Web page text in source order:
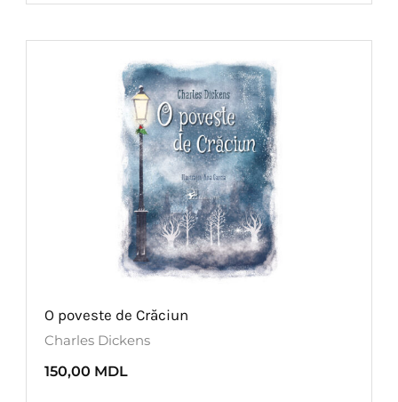
O poveste de Crăciun
Charles Dickens
150,00 MDL